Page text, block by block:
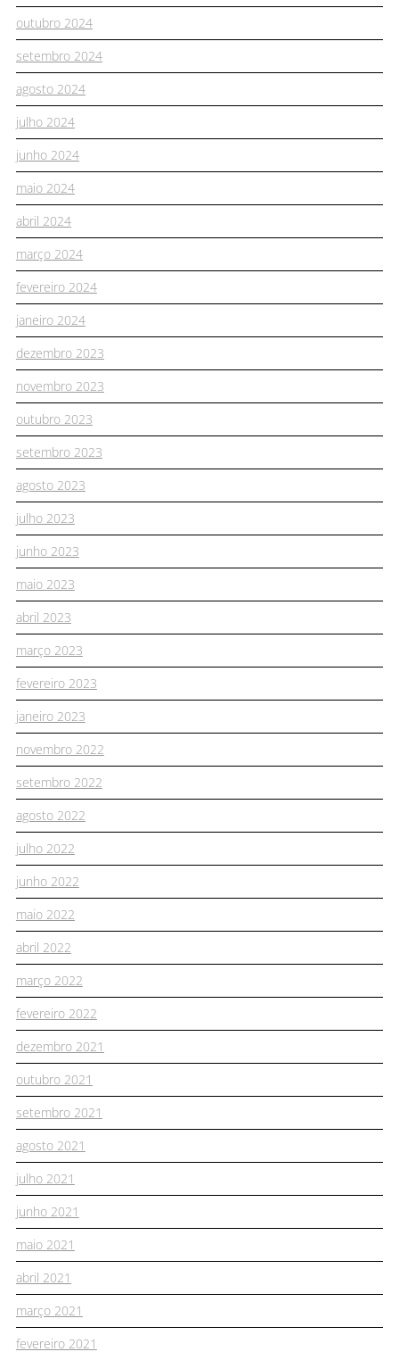
outubro 2024
setembro 2024
agosto 2024
julho 2024
junho 2024
maio 2024
abril 2024
março 2024
fevereiro 2024
janeiro 2024
dezembro 2023
novembro 2023
outubro 2023
setembro 2023
agosto 2023
julho 2023
junho 2023
maio 2023
abril 2023
março 2023
fevereiro 2023
janeiro 2023
novembro 2022
setembro 2022
agosto 2022
julho 2022
junho 2022
maio 2022
abril 2022
março 2022
fevereiro 2022
dezembro 2021
outubro 2021
setembro 2021
agosto 2021
julho 2021
junho 2021
maio 2021
abril 2021
março 2021
fevereiro 2021